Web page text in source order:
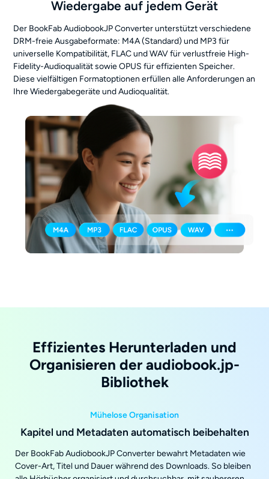
Wiedergabe auf jedem Gerät
Der BookFab AudiobookJP Converter unterstützt verschiedene
DRM-freie Ausgabeformate: M4A (Standard) und MP3 für
universelle Kompatibilität, FLAC und WAV für verlustfreie High-
Fidelity-Audioqualität sowie OPUS für effizienten Speicher.
Diese vielfältigen Formatoptionen erfüllen alle Anforderungen an
Ihre Wiedergabegeräte und Audioqualität.
Effizientes Herunterladen und
Organisieren der audiobook.jp-
Bibliothek
Mühelose Organisation
Kapitel und Metadaten automatisch beibehalten
Der BookFab AudiobookJP Converter bewahrt Metadaten wie
Cover-Art, Titel und Dauer während des Downloads. So bleiben